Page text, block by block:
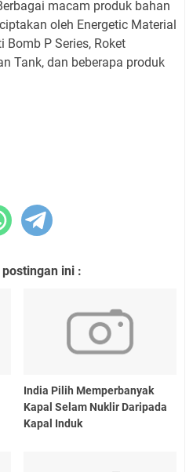
macam produk bahan
oleh Energetic Material
Bomb P Series, Roket
Tank, dan beberapa produk
ini :
India Pilih Memperbanyak
Kapal Selam Nuklir Daripada
Kapal Induk